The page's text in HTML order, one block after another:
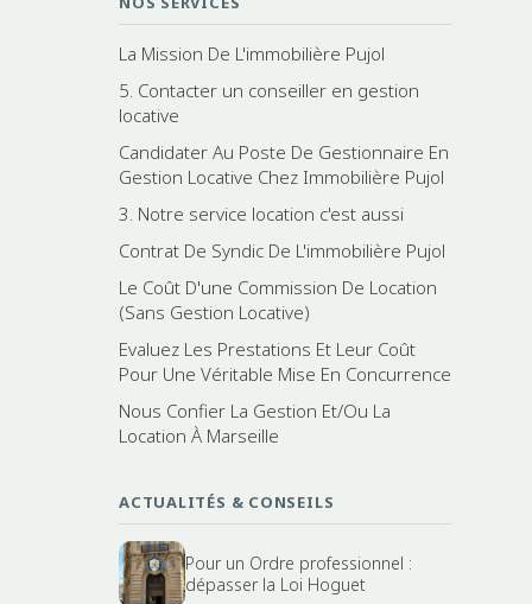
La Mission De L'immobilière Pujol
5. Contacter un conseiller en gestion
locative
Candidater Au Poste De Gestionnaire En
Gestion Locative Chez Immobilière Pujol
3. Notre service location c'est aussi
Contrat De Syndic De L'immobilière Pujol
Le Coût D'une Commission De Location
(Sans Gestion Locative)
Evaluez Les Prestations Et Leur Coût
Pour Une Véritable Mise En Concurrence
Nous Confier La Gestion Et/Ou La
Location À Marseille
ACTUALITÉS & CONSEILS
Pour un Ordre professionnel :
dépasser la Loi Hoguet